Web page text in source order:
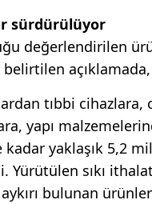
sürdürülüyor
değerlendirilen
tıbbi
yapı
yaklaşık 5,2
Yürütülen sıkı
bulunan